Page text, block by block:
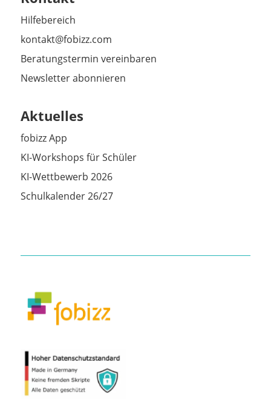
Hilfebereich
kontakt@fobizz.com
Beratungstermin vereinbaren
Newsletter abonnieren
Aktuelles
fobizz App
KI-Workshops für Schüler
KI-Wettbewerb 2026
Schulkalender 26/27